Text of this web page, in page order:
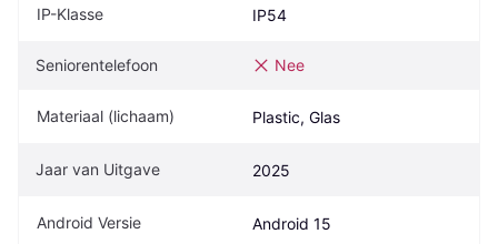
IP-Klasse IP54
Seniorentelefoon Nee
Materiaal (lichaam) Plastic, Glas
Jaar van Uitgave 2025
Android Versie Android 15